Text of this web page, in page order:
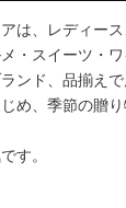
は、レディー
・スイーツ・ワ
ンド、品揃えで
め、季節の贈
す。